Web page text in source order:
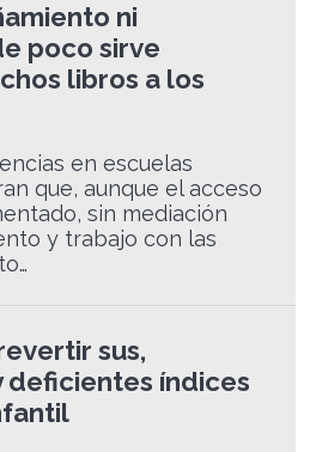
ni
poco sirve
libros a los
en escuelas
que, aunque el acceso
sin mediación
y trabajo con las
sus,
deficientes índices